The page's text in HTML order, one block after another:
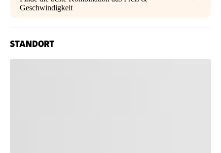
Geschwindigkeit
STANDORT